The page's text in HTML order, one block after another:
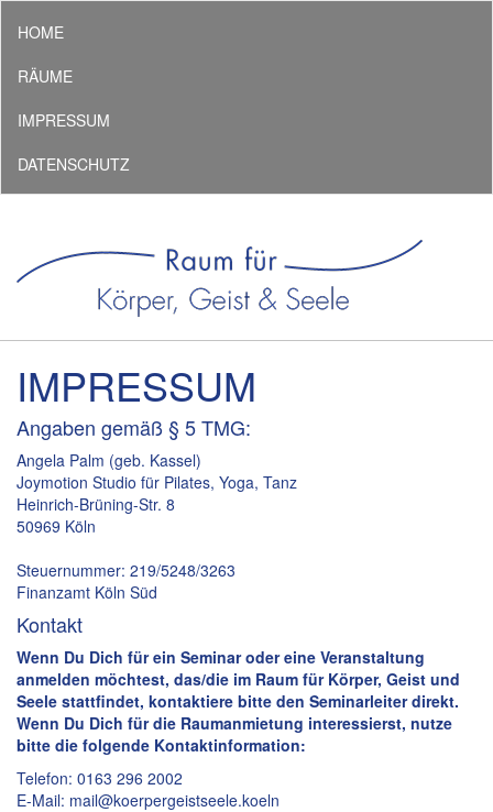
HOME
RÄUME
IMPRESSUM
DATENSCHUTZ
IMPRESSUM
Angaben gemäß § 5 TMG:
Angela Palm (geb. Kassel)
Joymotion Studio für Pilates, Yoga, Tanz
Heinrich-Brüning-Str. 8
50969 Köln
Steuernummer: 219/5248/3263
Finanzamt Köln Süd
Kontakt
Wenn Du Dich für ein Seminar oder eine Veranstaltung
anmelden möchtest, das/die im Raum für Körper, Geist und
Seele stattfindet, kontaktiere bitte den Seminarleiter direkt.
Wenn Du Dich für die Raumanmietung interessierst, nutze
bitte die folgende Kontaktinformation:
Telefon: 0163 296 2002
E-Mail: mail@koerpergeistseele.koeln